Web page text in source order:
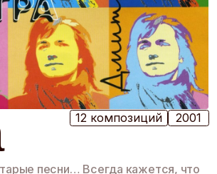
12 композиций 2001
песни… Всегда кажется, что
время. Время для нас – это
есть сейчас, всегда ощущается
пространство, хотим мы
«Маяка» - фон жизни всей
мере, так было до недавнего